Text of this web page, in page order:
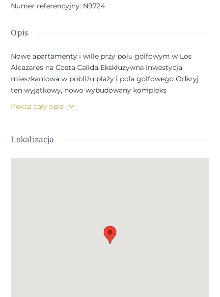
Numer referencyjny: N9724
Opis
Nowe apartamenty i wille przy polu golfowym w Los
Alcazares na Costa Calida Ekskluzywna inwestycja
mieszkaniowa w pobliżu plaży i pola golfowego Odkryj
ten wyjątkowy, nowo wybudowany kompleks
pożądanych nadmorskich miasteczek na Costa Calida.
km od plaż Mar Menor i tuż przy polu golfowym La
Serena, oferuje doskonałe połączenie nowoczesnego
stylu życia, nadmorskiego klimatu i spokojnej atmosfery
apartamenty i ekskluzywne wille Inwestycja składa się z
37 nowoczesnych apartamentów rozmieszczonych w
Pokaż cały opis
Lokalizacja